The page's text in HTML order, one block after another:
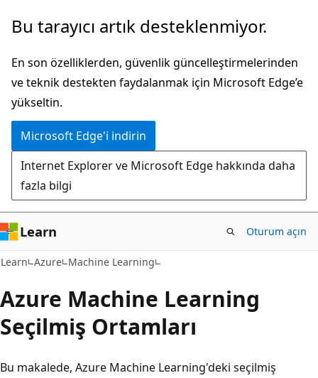
Ana
atla
Bu tarayıcı artık desteklenmiyor.
En son özelliklerden, güvenlik güncelleştirmelerinden
ve teknik destekten faydalanmak için Microsoft Edge’e
yükseltin.
Microsoft Edge'i indirin
Internet Explorer ve Microsoft Edge hakkında daha
fazla bilgi
Learn Oturum açın
Learn Azure Machine Learning
Azure Machine Learning
Seçilmiş Ortamları
Bu makalede, Azure Machine Learning'deki seçilmiş